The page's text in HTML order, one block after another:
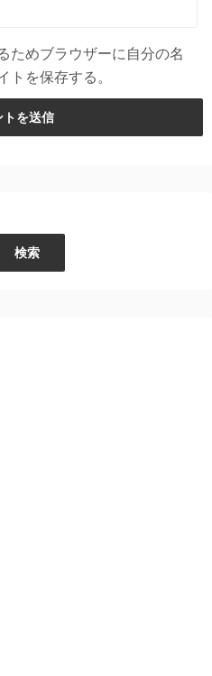
ためブラウザーに自分の名
トを保存する。
検索